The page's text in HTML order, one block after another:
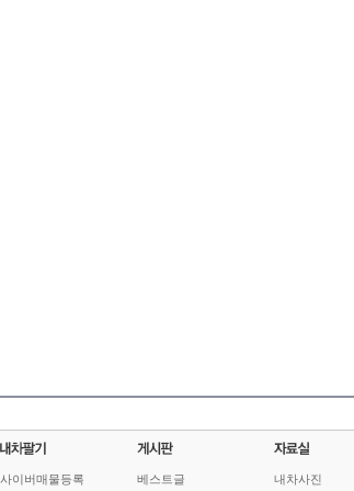
사이버매물등록 베스트글 내차사진